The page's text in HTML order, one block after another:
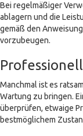
Bei regelmäßiger
ablagern und die
gemäß den
vorzubeugen.
Manchmal ist es
Wartung zu bringen.
überprüfen, etwaige
bestmöglichem